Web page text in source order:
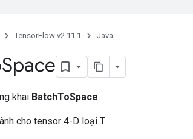
TensorFlow v2.11.1 Java
Space
khai BatchToSpace
cho tensor 4-D loại T.